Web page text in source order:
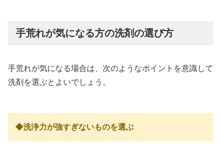
手荒れが気になる方の洗剤の選び方
手荒れが気になる場合は、次のようなポイントを意識して
洗剤を選ぶとよいでしょう。
◆洗浄力が強すぎないものを選ぶ